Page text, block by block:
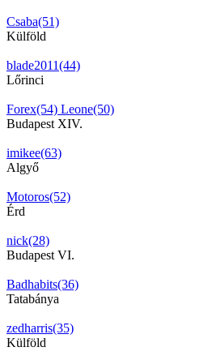
Csaba(51)
Külföld
blade2011(44)
Lőrinci
Forex(54) Leone(50)
Budapest XIV.
imikee(63)
Algyő
Motoros(52)
Érd
nick(28)
Budapest VI.
Badhabits(36)
Tatabánya
zedharris(35)
Külföld